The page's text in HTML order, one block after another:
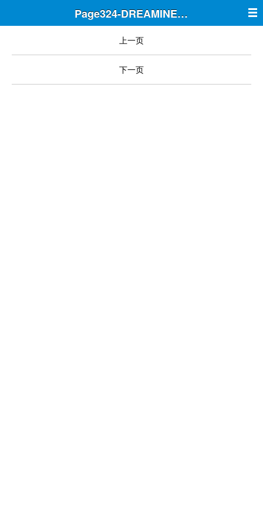
Page324-DREAMINE筑梦
上一页
下一页